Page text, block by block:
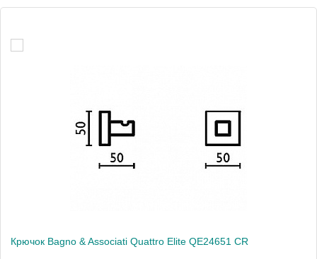
Крючок Bagno & Associati Quattro Elite QE24651 CR